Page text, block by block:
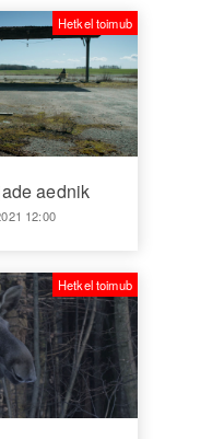
aednik
12:00
Hetkel toimub
Hetkel toimub